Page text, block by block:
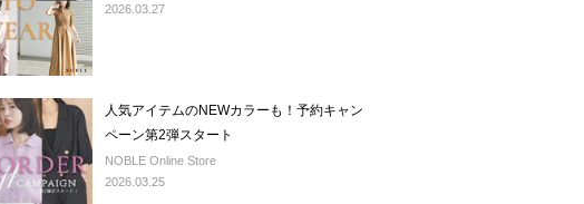
2026.03.27
人気アイテムのNEWカラーも！予約キャン
ペーン第2弾スタート
NOBLE Online Store
2026.03.25